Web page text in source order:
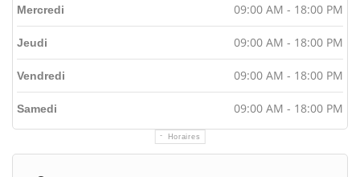
Horaires
Mercredi 09:00 AM - 18:00 PM
Jeudi 09:00 AM - 18:00 PM
Vendredi 09:00 AM - 18:00 PM
Samedi 09:00 AM - 18:00 PM